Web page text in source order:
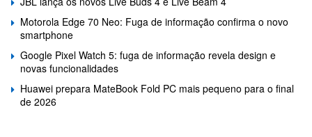
Motorola Edge 70 Neo: Fuga de informação confirma o novo
smartphone
Google Pixel Watch 5: fuga de informação revela design e
novas funcionalidades
Huawei prepara MateBook Fold PC mais pequeno para o final
de 2026